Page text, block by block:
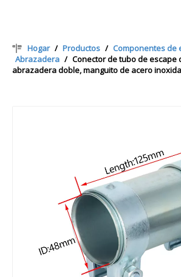
Hogar / Productos / Componentes de
Abrazadera / Conector de tubo de escape
abrazadera doble, manguito de acero